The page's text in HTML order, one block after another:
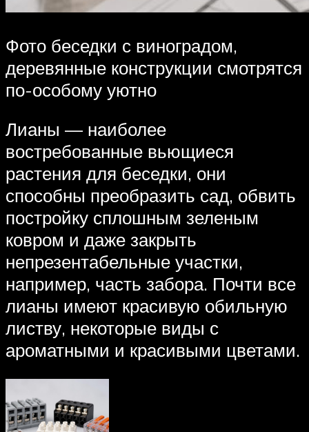
Фото беседки с виноградом,
деревянные конструкции смотрятся
по-особому уютно
Лианы — наиболее
востребованные вьющиеся
растения для беседки, они
способны преобразить сад, обвить
постройку сплошным зеленым
ковром и даже закрыть
непрезентабельные участки,
например, часть забора. Почти все
лианы имеют красивую обильную
листву, некоторые виды с
ароматными и красивыми цветами.